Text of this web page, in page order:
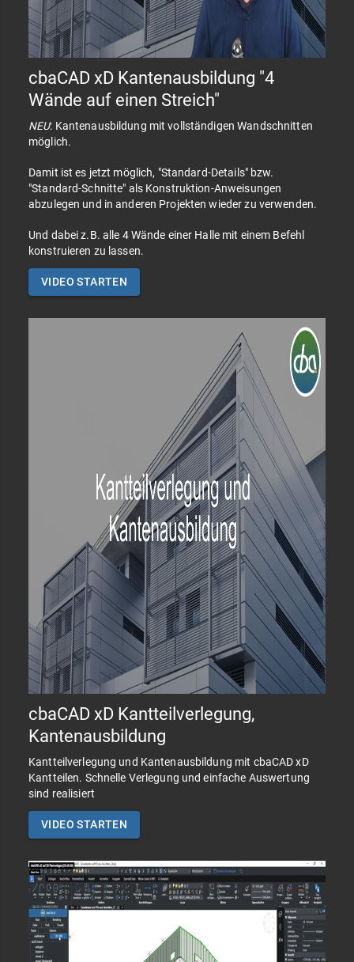
cbaCAD xD Kantenausbildung "4
Wände auf einen Streich"
NEU: Kantenausbildung mit vollständigen Wandschnitten
möglich.
Damit ist es jetzt möglich, "Standard-Details" bzw.
"Standard-Schnitte" als Konstruktion-Anweisungen
abzulegen und in anderen Projekten wieder zu verwenden.
Und dabei z.B. alle 4 Wände einer Halle mit einem Befehl
konstruieren zu lassen.
VIDEO STARTEN
cbaCAD xD Kantteilverlegung,
Kantenausbildung
Kantteilverlegung und Kantenausbildung mit cbaCAD xD
Kantteilen. Schnelle Verlegung und einfache Auswertung
sind realisiert
VIDEO STARTEN